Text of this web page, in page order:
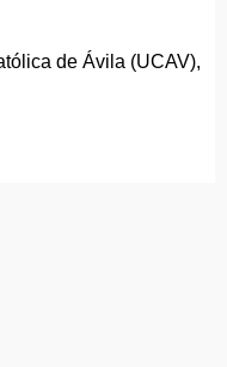
de Ávila (UCAV),